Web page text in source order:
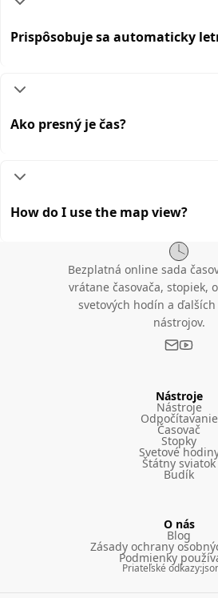
Prispôsobuje sa automaticky
Ako presný je čas?
How do I use the map view?
Bezplatná online sada
vrátane časovača, stopiek,
svetových hodín a
nástrojov.
Nástroje
Nástroje
Odpočítavanie
Časovač
Stopky
Svetové
Štátny sviatok
Budík
O nás
Blog
Zásady ochrany
Podmienky
Priateľské odkazy: